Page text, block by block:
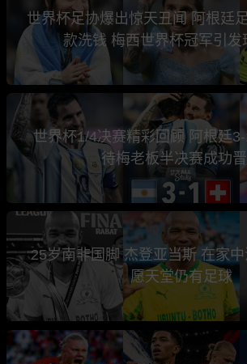
世界杯足协爆出惊天丑闻 阿根廷
款洗钱 梅西世界杯冠军引发
世界杯1/4决赛精彩回顾 阿根廷
待梅老板半决赛成功
25岁南非国脚 杰登亚当斯 在家
愿天堂仍有足球